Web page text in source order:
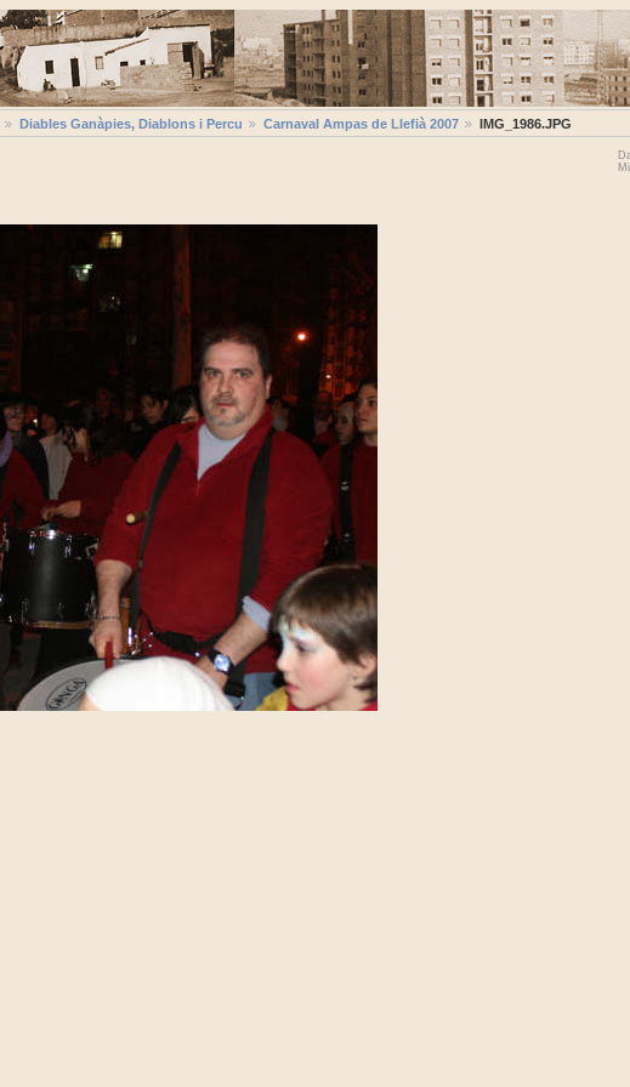
Diables Ganàpies, Diablons i Percu Carnaval Ampas de Llefià 2007 IMG_1986.JPG